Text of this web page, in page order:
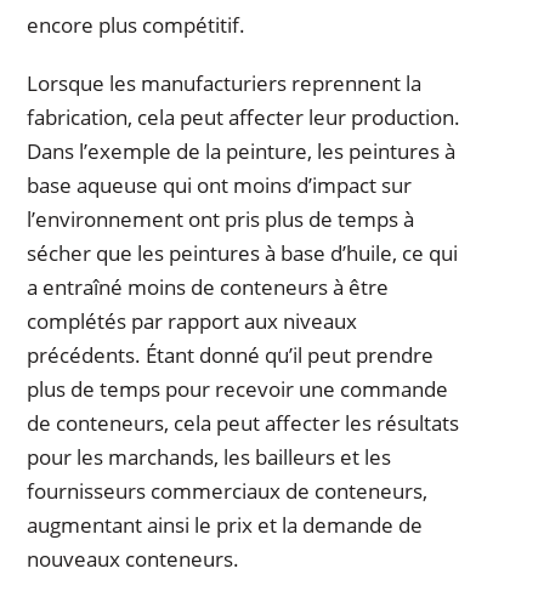
encore plus compétitif.
Lorsque les manufacturiers reprennent la
fabrication, cela peut affecter leur production.
Dans l’exemple de la peinture, les peintures à
base aqueuse qui ont moins d’impact sur
l’environnement ont pris plus de temps à
sécher que les peintures à base d’huile, ce qui
a entraîné moins de conteneurs à être
complétés par rapport aux niveaux
précédents. Étant donné qu’il peut prendre
plus de temps pour recevoir une commande
de conteneurs, cela peut affecter les résultats
pour les marchands, les bailleurs et les
fournisseurs commerciaux de conteneurs,
augmentant ainsi le prix et la demande de
nouveaux conteneurs.